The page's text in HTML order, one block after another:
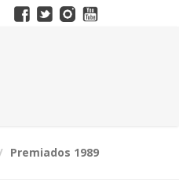
Premiados 1989